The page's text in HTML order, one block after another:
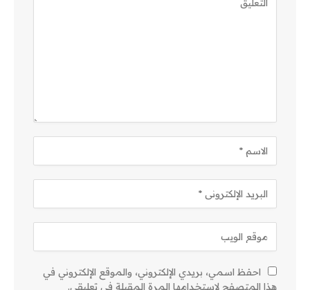
احفظ اسمي، بريدي الإلكتروني، والموقع الإلكتروني في
هذا المتصفح لاستخدامها المرة المقبلة في تعليقي.